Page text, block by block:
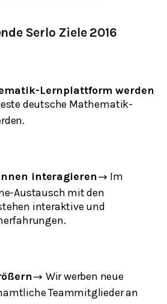
Serlo Ziele 2016
Lernplattform werden
deutsche Mathematik-
interagieren→ Im
Austausch mit den
interaktive und
→ Wir werben neue
Teammitglieder an